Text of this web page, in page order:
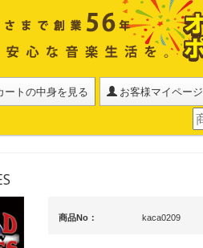
ートの中身を見る お客様マイページ
商品No： kaca0209